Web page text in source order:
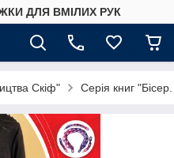
ДЛЯ ВМІЛИХ РУК
Скіф" Серія книг